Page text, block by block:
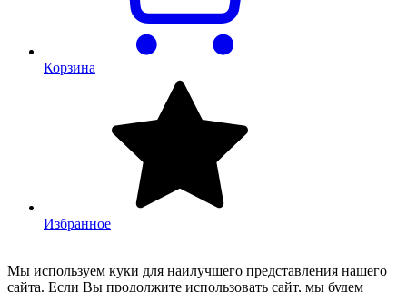
Корзина
Избранное
Мы используем куки для наилучшего представления нашего
сайта. Если Вы продолжите использовать сайт, мы будем